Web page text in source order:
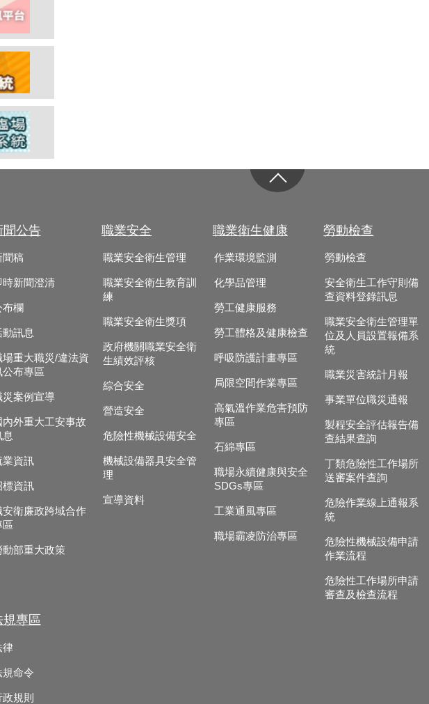
聞公告
聞稿
時新聞澄清
布欄
動訊息
場重大職災/違法資
公布專區
災案例宣導
內外重大工安事故
息
業資訊
標資訊
安衛廉政跨域合作
區
動部重大政策
職業安全
職業安全衛生管理
職業安全衛生教育訓
練
職業安全衛生獎項
政府機關職業安全衛
生績效評核
綜合安全
營造安全
危險性機械設備安全
機械設備器具安全管
理
宣導資料
職業衛生健康
作業環境監測
化學品管理
勞工健康服務
勞工體格及健康檢查
呼吸防護計畫專區
局限空間作業專區
高氣溫作業危害預防
專區
石綿專區
職場永續健康與安全
SDGs專區
工業通風專區
職場霸凌防治專區
勞動檢查
勞動檢查
安全衛生工作守則備
查資料登錄訊息
職業安全衛生管理單
位及人員設置報備系
統
職業災害統計月報
事業單位職災通報
製程安全評估報告備
查結果查詢
丁類危險性工作場所
送審案件查詢
危險作業線上通報系
統
危險性機械設備申請
作業流程
危險性工作場所申請
審查及檢查流程
規專區
律
規命令
政規則